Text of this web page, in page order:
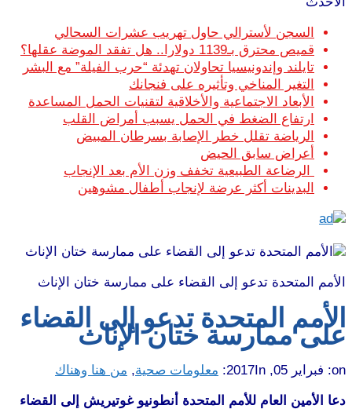
السجن لأسترالي حاول تهريب عشرات السحالي
قميص محترق بـ1139 دولارا.. هل تفقد الموضة عقلها؟
تايلند وإندونيسيا تحاولان تهدئة “حرب الفيلة” مع البشر
التغير المناخي وتأثيره على فنجانك
الأبعاد الاجتماعية والأخلاقية لتقنيات الحمل المساعدة
ارتفاع الضغط في الحمل يسبب أمراض القلب
الرياضة تقلل خطر الإصابة بسرطان المبيض
أعراض سابق الحيض
الرضاعة الطبيعية تخفف وزن الأم بعد الإنجاب
البدينات أكثر عرضة لإنجاب أطفال مشوهين
الأمم المتحدة تدعو إلى القضاء على ممارسة ختان الإناث
الأمم المتحدة تدعو إلى القضاء
على ممارسة ختان الإناث
on: فبراير 05, 2017 In: معلومات صحية, من هنا وهناك
دعا الأمين العام للأمم المتحدة أنطونيو غوتيريش إلى القضاء